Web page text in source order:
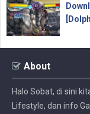
About
Halo Sobat, di sini
Lifestyle, dan info